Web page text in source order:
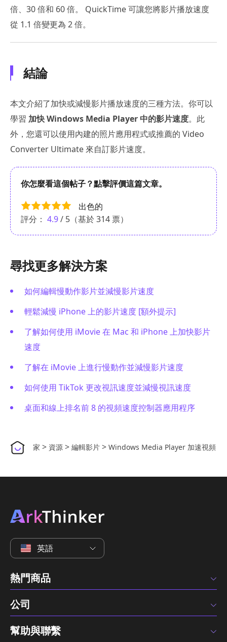
倍、30 倍和 60 倍。 QuickTime 可讓您將影片播放速度
從 1.1 倍變更為 2 倍。
結論
本文介紹了加快或減慢影片播放速度的三種方法。你可以
學習 加快 Windows Media Player 中的影片速度。此
外，您還可以使用內建的照片應用程式或推薦的 Video
Converter Ultimate 來自訂影片速度。
你怎麼看這個帖子？點擊評價這篇文章。
出色的
評分： 4.9/ 5（基於314 票）
尋找更多解決方案
如何編輯慢動作影片並減慢影片速度
輕鬆減慢 iPhone 上的影片速度 [額外提示]
了解如何使用 iMovie 在 Mac 和 iPhone 上加快影片
速度
了解在 iMovie 上進行慢動作並減慢影片速度
如何使用 TikTok 更改視訊速度並減慢視訊速度
桌面和線上排名前 8 的視頻速度控制器應用程序
家 > 資源 > 編輯影片 > Windows Media Player 加速視頻
英語
熱門商品
公司
幫助與聯繫